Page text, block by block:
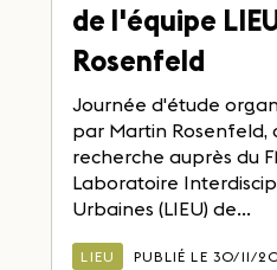
de l'équipe
Rosenfeld
Journée d'étude
par Martin Rosenfeld,
recherche auprès du
Laboratoire
Urbaines (LIEU) de...
LIEU PUBLIÉ LE 30/11/